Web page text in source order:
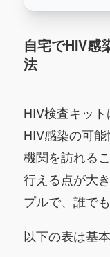
自宅でHIV感
法
HIV検査キット
HIV感染の可
機関を訪れる
行える点が大
プルで、誰で
以下の表は基